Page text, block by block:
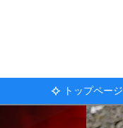
トップページ